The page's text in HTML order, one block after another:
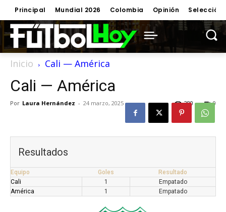
Principal Mundial 2026 Colombia Opinión Selección
Inicio Cali — América
Cali — América
Por Laura Hernández - 24 marzo, 2025 0
280
Resultados
Equipo Goles
Resultado
Cali
1
Empatado
América
1 Empatado